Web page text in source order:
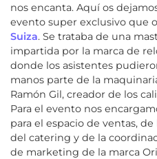
nos encanta. Aquí os
evento super exclusivo que
Suiza. Se trataba de una
impartida por la marca de
donde los asistentes
manos parte de la
Ramón Gil, creador de los
Para el evento nos
para el espacio de ventas,
del catering y de la
de marketing de la marca